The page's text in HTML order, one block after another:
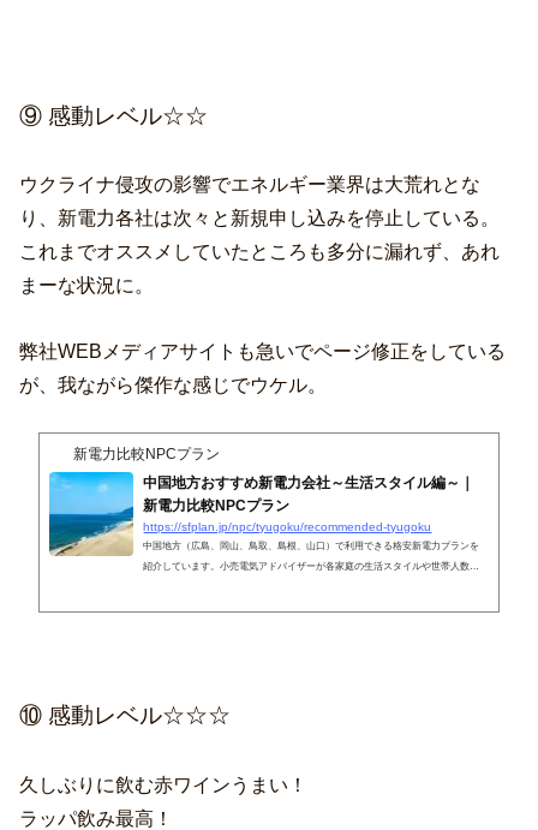
⑨ 感動レベル☆☆
ウクライナ侵攻の影響でエネルギー業界は大荒れとな
り、新電力各社は次々と新規申し込みを停止している。
これまでオススメしていたところも多分に漏れず、あれ
まーな状況に。
弊社WEBメディアサイトも急いでページ修正をしている
が、我ながら傑作な感じでウケル。
新電力比較NPCプラン
中国地方おすすめ新電力会社～生活スタイル編～｜
新電力比較NPCプラン
https://sfplan.jp/npc/tyugoku/recommended-tyugoku
中国地方（広島、岡山、鳥取、島根、山口）で利用できる格安新電力プランを
紹介しています。小売電気アドバイザーが各家庭の生活スタイルや世帯人数に
⑩ 感動レベル☆☆☆
久しぶりに飲む赤ワインうまい！
ラッパ飲み最高！